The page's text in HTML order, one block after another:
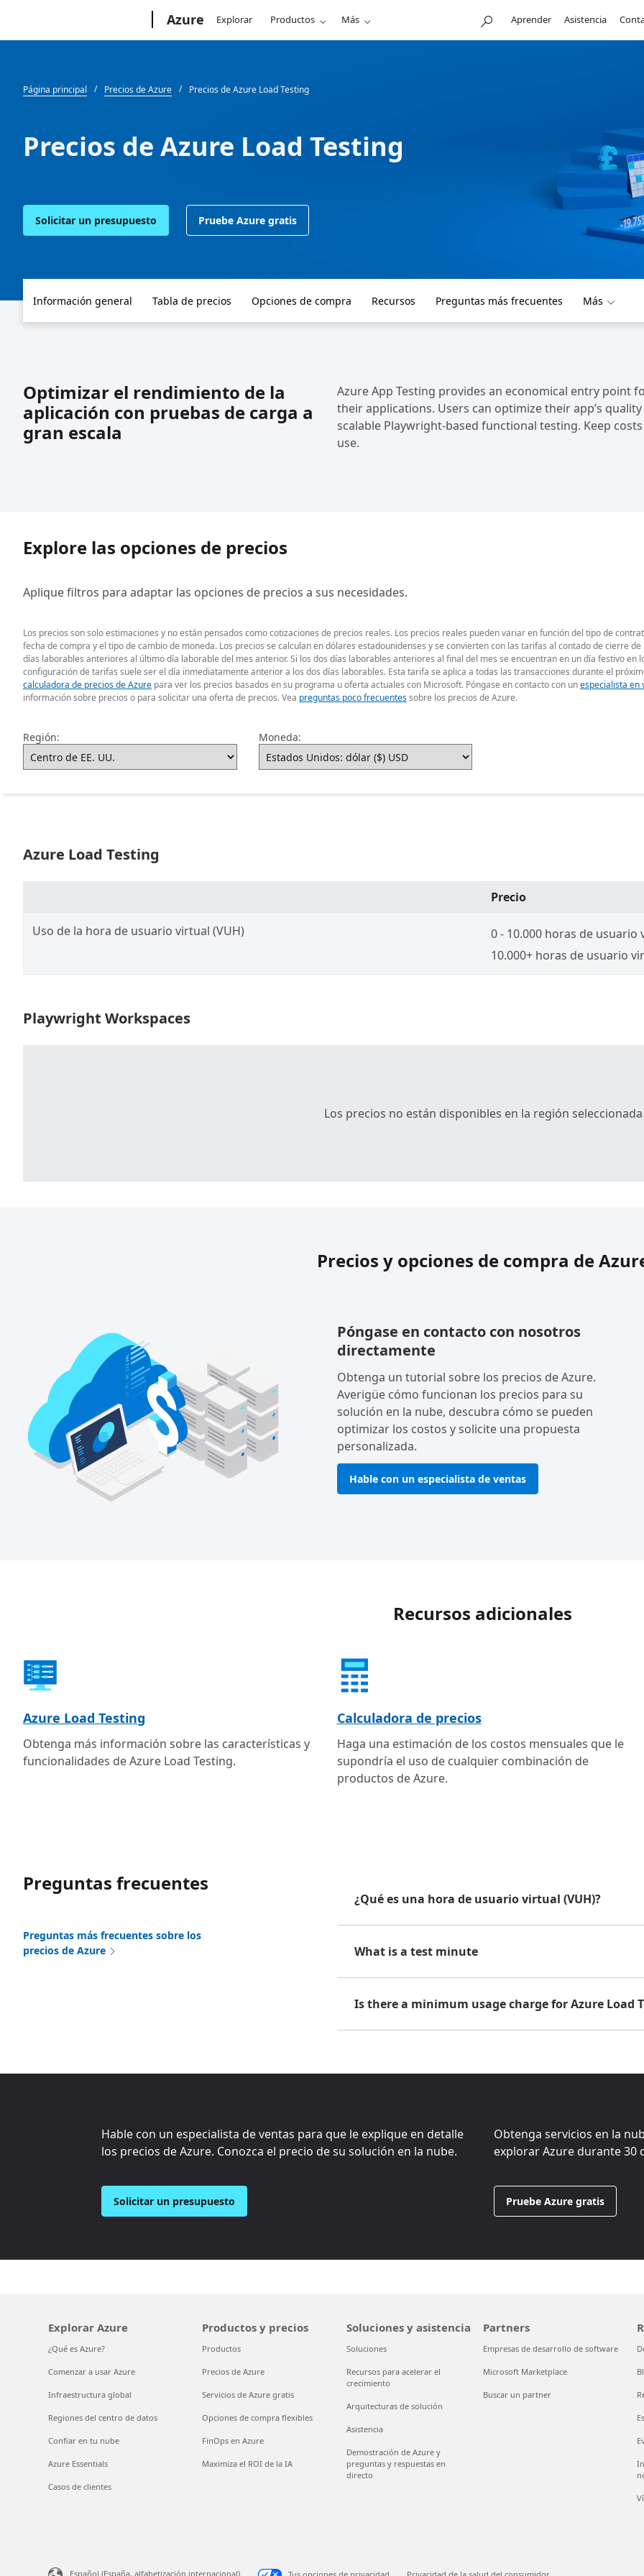
Azure Explorar Productos Más Aprender Asistencia
Página principal Precios de Azure Precios de Azure Load Testing
Precios de Azure Load Testing
Solicitar un presupuesto Pruebe Azure gratis
Información general Tabla de precios Opciones de compra Recursos Preguntas más frecuentes Más
Optimizar el rendimiento de la
aplicación con pruebas de carga a
gran escala
Azure App Testing provides an economical entry
their applications. Users can optimize their app’s
scalable Playwright-based functional testing. Keep
use.
Explore las opciones de precios
Aplique filtros para adaptar las opciones de precios a sus necesidades.
Los precios son solo estimaciones y no están pensados como cotizaciones de precios reales. Los precios reales pueden variar en función del tipo de
fecha de compra y el tipo de cambio de moneda. Los precios se calculan en dólares estadounidenses y se convierten con las tarifas al contado de cierre
días laborables anteriores al último día laborable del mes anterior. Si los dos días laborables anteriores al final del mes se encuentran en un día festivo en
configuración de tarifas suele ser el día inmediatamente anterior a los dos días laborables. Esta tarifa se aplica a todas las transacciones durante el
calculadora de precios de Azure para ver los precios basados en su programa u oferta actuales con Microsoft. Póngase en contacto con unespecialista en
información sobre precios o para solicitar una oferta de precios. Vea preguntas poco frecuentessobre los precios de Azure.
Región: Moneda:
Azure Load Testing
Precio
Uso de la hora de usuario virtual (VUH)
0 - 10.000 horas de
10.000+ horas de usuario
Playwright Workspaces
Los precios no están disponibles en la región seleccionada
Precios y opciones de compra de
Póngase en contacto con nosotros
directamente
Obtenga un tutorial sobre los precios de Azure.
Averigüe cómo funcionan los precios para su
solución en la nube, descubra cómo se pueden
optimizar los costos y solicite una propuesta
personalizada.
Hable con un especialista de ventas
Recursos adicionales
Azure Load Testing
Obtenga más información sobre las características y
funcionalidades de Azure Load Testing.
Calculadora de precios
Haga una estimación de los costos mensuales que le
supondría el uso de cualquier combinación de
productos de Azure.
Preguntas frecuentes
Preguntas más frecuentes sobre los
precios de Azure
¿Qué es una hora de usuario virtual (VUH)?
What is a test minute
Is there a minimum usage charge for Azure Load
Hable con un especialista de ventas para que le explique en detalle
los precios de Azure. Conozca el precio de su solución en la nube.
Solicitar un presupuesto
Obtenga servicios en la
explorar Azure durante 30
Pruebe Azure gratis
Explorar Azure
¿Qué es Azure?
Comenzar a usar Azure
Infraestructura global
Regiones del centro de datos
Confiar en tu nube
Azure Essentials
Casos de clientes
Productos y precios
Productos
Precios de Azure
Servicios de Azure gratis
Opciones de compra flexibles
FinOps en Azure
Maximiza el ROI de la IA
Soluciones y asistencia
Soluciones
Recursos para acelerar el
crecimiento
Arquitecturas de solución
Asistencia
Demostración de Azure y
preguntas y respuestas en
directo
Partners
Empresas de desarrollo de software
Microsoft Marketplace
Buscar un partner
Español (España, alfabetización internacional)